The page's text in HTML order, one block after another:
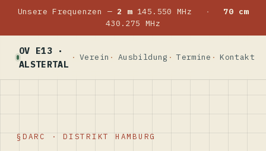
Unsere Frequenzen — 2 m145.550 MHz ·
70 cm
430.275 MHz
OV E13 ·
ALSTERTAL
Verein Ausbildung Termine Kontakt
DARC · DISTRIKT HAMBURG